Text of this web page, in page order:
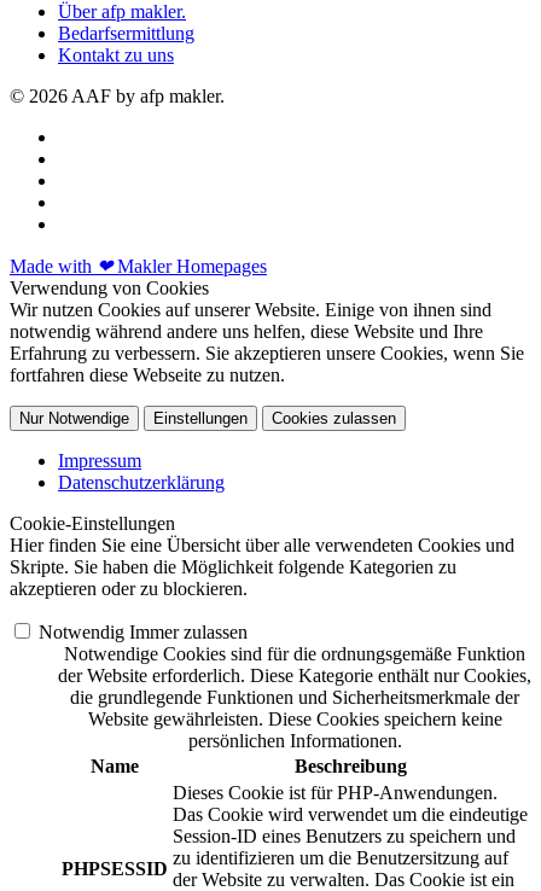
Über afp makler.
Bedarfsermittlung
Kontakt zu uns
© 2026 AAF by afp makler.
Made with ❤Makler Homepages
Verwendung von Cookies
Wir nutzen Cookies auf unserer Website. Einige von ihnen sind
notwendig während andere uns helfen, diese Website und Ihre
Erfahrung zu verbessern. Sie akzeptieren unsere Cookies, wenn Sie
fortfahren diese Webseite zu nutzen.
Nur Notwendige Einstellungen Cookies zulassen
Impressum
Datenschutzerklärung
Cookie-Einstellungen
Hier finden Sie eine Übersicht über alle verwendeten Cookies und
Skripte. Sie haben die Möglichkeit folgende Kategorien zu
akzeptieren oder zu blockieren.
Notwendig Immer zulassen
Notwendige Cookies sind für die ordnungsgemäße Funktion
der Website erforderlich. Diese Kategorie enthält nur Cookies,
die grundlegende Funktionen und Sicherheitsmerkmale der
Website gewährleisten. Diese Cookies speichern keine
persönlichen Informationen.
Name
Beschreibung
PHPSESSID
Dieses Cookie ist für PHP-Anwendungen.
Das Cookie wird verwendet um die eindeutige
Session-ID eines Benutzers zu speichern und
zu identifizieren um die Benutzersitzung auf
der Website zu verwalten. Das Cookie ist ein